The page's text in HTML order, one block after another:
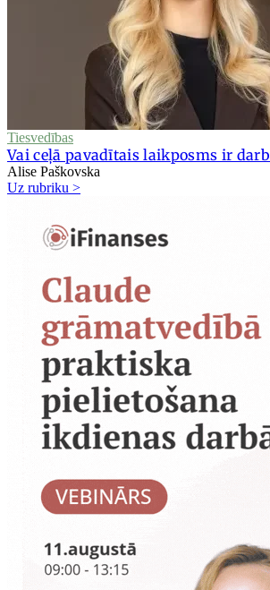
Tiesvedības
Vai ceļā pavadītais laikposms ir
Alise Paškovska
Uz rubriku >